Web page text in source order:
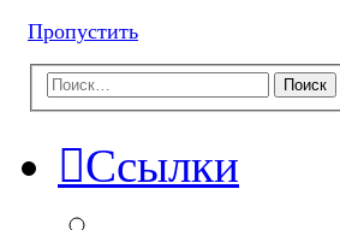
Пропустить
Поиск
Ссылки